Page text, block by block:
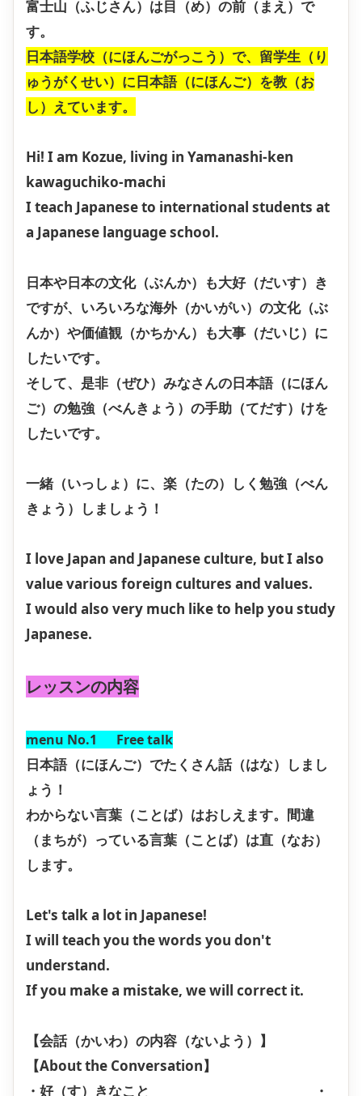
富士山（ふじさん）は目（め）の前（まえ）で
す。
日本語学校（にほんごがっこう）で、留学生（り
ゅうがくせい）に日本語（にほんご）を教（お
し）えています。
Hi! I am Kozue, living in Yamanashi-ken
kawaguchiko-machi
I teach Japanese to international students at
a Japanese language school.
日本や日本の文化（ぶんか）も大好（だいす）き
ですが、いろいろな海外（かいがい）の文化（ぶ
んか）や価値観（かちかん）も大事（だいじ）に
したいです。
そして、是非（ぜひ）みなさんの日本語（にほん
ご）の勉強（べんきょう）の手助（てだす）けを
したいです。
一緒（いっしょ）に、楽（たの）しく勉強（べん
きょう）しましょう！
I love Japan and Japanese culture, but I also
value various foreign cultures and values.
I would also very much like to help you study
Japanese.
レッスンの内容
menu No.1 Free talk
日本語（にほんご）でたくさん話（はな）しまし
ょう！
わからない言葉（ことば）はおしえます。間違
（まちが）っている言葉（ことば）は直（なお）
します。
Let's talk a lot in Japanese!
I will teach you the words you don't
understand.
If you make a mistake, we will correct it.
【会話（かいわ）の内容（ないよう）】
【About the Conversation】
・好（す）きなこと ・